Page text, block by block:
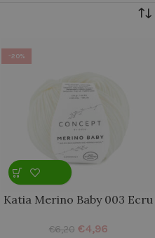
-20%
Katia Merino Baby 003 Ecru
€6,20 €4,96